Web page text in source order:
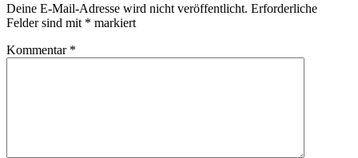
Deine E-Mail-Adresse wird nicht veröffentlicht. Erforderliche
Felder sind mit * markiert
Kommentar *